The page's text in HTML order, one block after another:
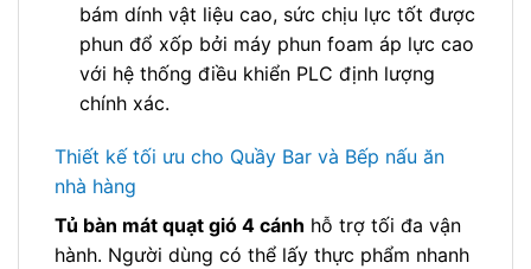
bám dính vật liệu cao, sức chịu lực tốt được
phun đổ xốp bởi máy phun foam áp lực cao
với hệ thống điều khiển PLC định lượng
chính xác.
Thiết kế tối ưu cho Quầy Bar và Bếp nấu ăn
nhà hàng
Tủ bàn mát quạt gió 4 cánh hỗ trợ tối đa vận
hành. Người dùng có thể lấy thực phẩm nhanh